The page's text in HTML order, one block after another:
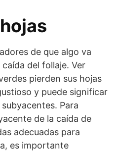
de que algo va
del follaje. Ver
pierden sus hojas
y puede significar
Para
de la caída de
adecuadas para
es importante